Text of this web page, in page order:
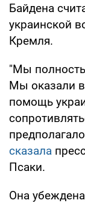
Байдена
украинской
Кремля.
"Мы
Мы оказали
помощь
сказала
Псаки.
Она